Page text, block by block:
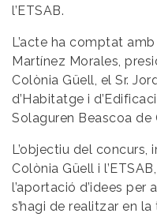
l’ETSAB.
L’acte ha comptat amb
Martínez Morales,
Colònia Güell, el Sr.
d’Habitatge i
Solaguren Beascoa de
L’objectiu del
Colònia Güell i
l’aportació d’idees
s’hagi de realitzar en